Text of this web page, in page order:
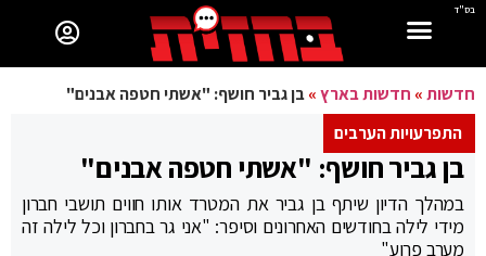
בס"ד
חדשות» חדשות בארץ»בן גביר חושף: "אשתי חטפה אבנים"
התפרעויות הערבים
בן גביר חושף: "אשתי חטפה אבנים"
במהלך הדיון שיתף בן גביר את המטרד אותו חווים תושבי חברון
מידי לילה בחודשים האחרונים וסיפר: "אני גר בחברון וכל לילה זה
מערב פרוע"